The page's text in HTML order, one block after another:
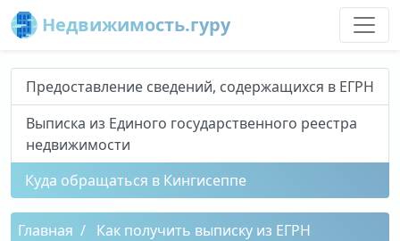
Недвижимость.гуру
Предоставление сведений, содержащихся в ЕГРН
Выписка из Единого государственного реестра
недвижимости
Куда обращаться в Кингисеппе
Главная
Как получить выписку из ЕГРН